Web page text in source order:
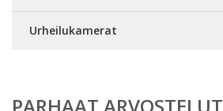
Urheilukamerat
PARHAAT ARVOSTELUT